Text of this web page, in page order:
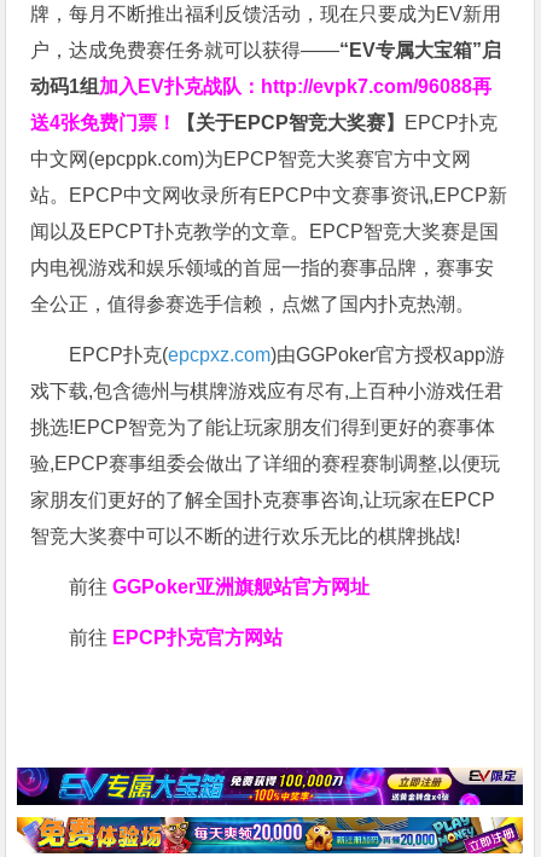
牌，每月不断推出福利反馈活动，现在只要成为EV新用
户，达成免费赛任务就可以获得——“EV专属大宝箱”启
动码1组 加入EV扑克战队： http://evpk7.com/96088再
送4张免费门票！
【关于EPCP智竞大奖赛】 EPCP扑克
中文网(epcppk.com)为EPCP智竞大奖赛官方中文网
站。EPCP中文网收录所有EPCP中文赛事资讯,EPCP新
闻以及EPCPT扑克教学的文章。EPCP智竞大奖赛是国
内电视游戏和娱乐领域的首屈一指的赛事品牌，赛事安
全公正，值得参赛选手信赖，点燃了国内扑克热潮。
EPCP扑克(epcpxz.com)由GGPoker官方授权app游
戏下载,包含德州与棋牌游戏应有尽有,上百种小游戏任君
挑选!EPCP智竞为了能让玩家朋友们得到更好的赛事体
验,EPCP赛事组委会做出了详细的赛程赛制调整,以便玩
家朋友们更好的了解全国扑克赛事咨询,让玩家在EPCP
智竞大奖赛中可以不断的进行欢乐无比的棋牌挑战!
前往GGPoker亚洲旗舰站官方网址
前往 EPCP扑克官方网站